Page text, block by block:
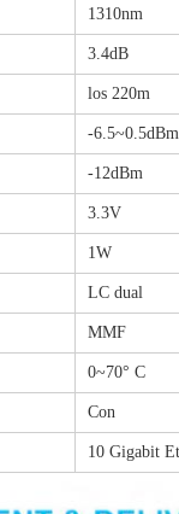
1310nm
3.4dB
los 220m
-6.5~0.5dBm
-12dBm
3.3V
1W
LC dual
MMF
0~70° C
Con
10 Gigabit